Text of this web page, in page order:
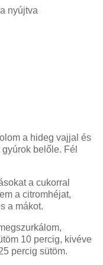
nyújtva
a hideg vajjal és
belőle. Fél
a cukorral
a citromhéjat,
a mákot.
10 percig, kivéve
percig sütöm.